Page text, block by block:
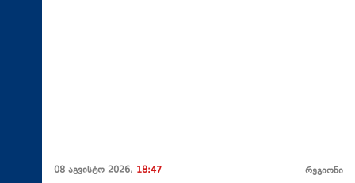
08 აგვისტო 2026, 18:47 რეგიონი